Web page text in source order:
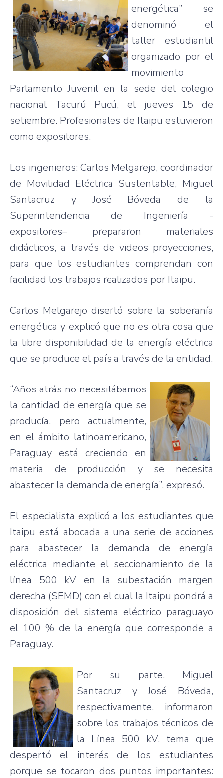
energética” se
denominó el
taller estudiantil
organizado porel
movimiento
Parlamento Juvenil en la sede del colegio
nacional
Tacurú Pucú, el jueves 15 de
setiembre. Profesionales de Itaipu estuvieron
como expositores.
Los ingenieros: Carlos Melgarejo, coordinador
de Movilidad Eléctrica Sustentable, Miguel
Santacruz yJosé Bóveda de la
Superintendencia de Ingeniería
-
expositores– prepararon
materiales
didácticos, a través de videos proyecciones,
para que losestudiantes comprendan con
facilidad los trabajos realizados por Itaipu.
Carlos Melgarejo disertó sobre la soberanía
energética y explicó que noes otra cosa que
la libre disponibilidad de la energía eléctrica
que se produce el país a través de la entidad.
“Años atrás no necesitábamos
la cantidad deenergía que se
producía, pero actualmente,
en elámbito latinoamericano,
Paraguay está creciendo en
materia de producción y se necesita
abastecer la demanda de energía”, expresó.
El especialista explicó a los estudiantes que
Itaipu está abocada a una serie deacciones
para
abastecer la demanda de energía
eléctrica mediante el seccionamiento de la
línea 500 kV en la subestación
margen
derecha (SEMD) con el cualla Itaipu pondrá a
disposición del sistema eléctrico paraguayo
el 100 % de la energía que corresponde a
Paraguay.
Por su parte, Miguel
Santacruz yJosé Bóveda,
respectivamente, informaron
sobre los trabajos técnicos de
la Línea 500 kV, tema que
despertó el interés de losestudiantes
porque se tocaron dos puntos importantes: